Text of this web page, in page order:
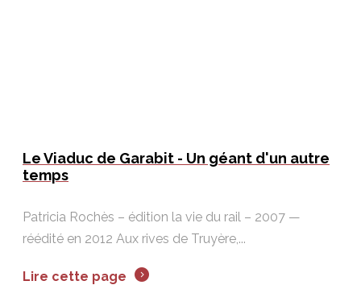
Le Viaduc de Garabit - Un géant d'un autre
temps
Patricia Rochès – édition la vie du rail – 2007 —
réédité en 2012 Aux rives de Truyère,...
Lire cette page